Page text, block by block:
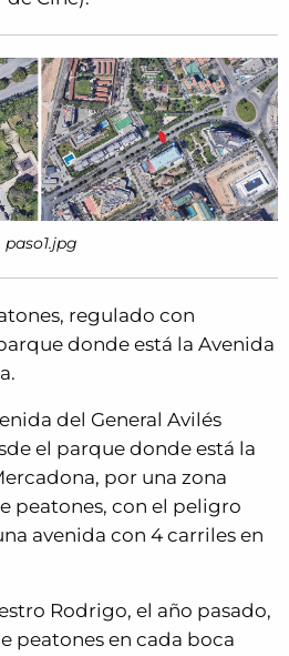
paso1.jpg
regulado con
donde está la Avenida
del General Avilés
el parque donde está la
por una zona
peatones, con el peligro
avenida con 4 carriles en
Rodrigo, el año pasado,
peatones en cada boca